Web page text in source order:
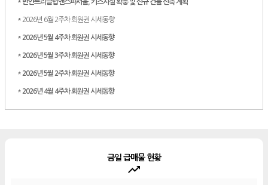
* 반얀트리클럽앤스파서울, 키즈시설 확충 및 신규 건물 신축 계획
* 2026년 6월 2주차 회원권 시세동향
* 2026년 5월 4주차 회원권 시세동향
* 2026년 5월 3주차 회원권 시세동향
* 2026년 5월 2주차 회원권 시세동향
* 2026년 4월 4주차 회원권 시세동향
금일 급매물 현황
trending_up